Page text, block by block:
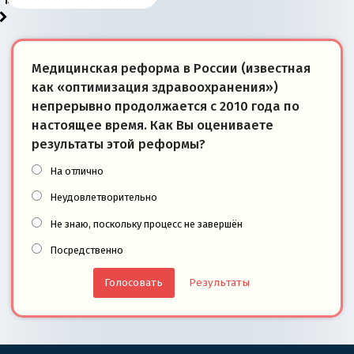
Медицинская реформа в России (известная
как «оптимизация здравоохранения»)
непрерывно продолжается с 2010 года по
настоящее время. Как Вы оцениваете
результаты этой реформы?
На отлично
Неудовлетворительно
Не знаю, поскольку процесс не завершён
Посредственно
Результаты